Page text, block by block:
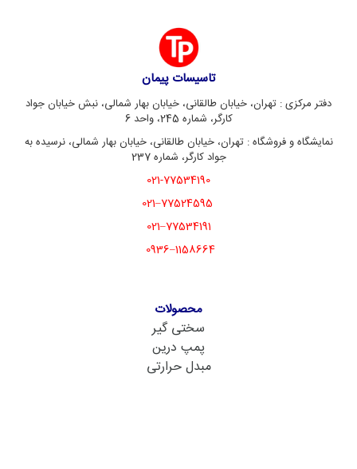
تاسیسات پیمان
دفتر مرکزی : تهران، خیابان طالقانی، خیابان بهار شمالی، نبش خیابان جواد
کارگر، شماره 245، واحد 6
نمایشگاه و فروشگاه : تهران، خیابان طالقانی، خیابان بهار شمالی، نرسیده به
جواد کارگر، شماره 237
021-77534190
77524595–021
77534191–021
1158664–0936
محصولات
سختی گیر
پمپ درین
مبدل حرارتی